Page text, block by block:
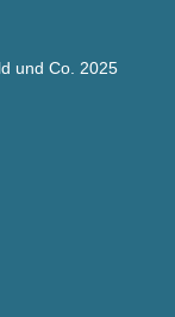
und Co. 2025